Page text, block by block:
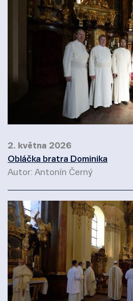
2. května 2026
Obláčka bratra Dominika
Autor: Antonín Černý